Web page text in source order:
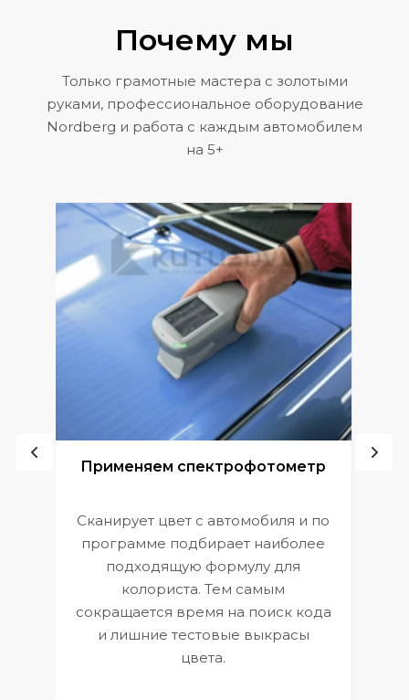
Почему мы
Только грамотные мастера с золотыми
руками, профессиональное оборудование
Nordberg и работа с каждым автомобилем
на 5+
Применяем спектрофотометр
Сканирует цвет с автомобиля и по
программе подбирает наиболее
подходящую формулу для
колориста. Тем самым
сокращается время на поиск кода
и лишние тестовые выкрасы
цвета.